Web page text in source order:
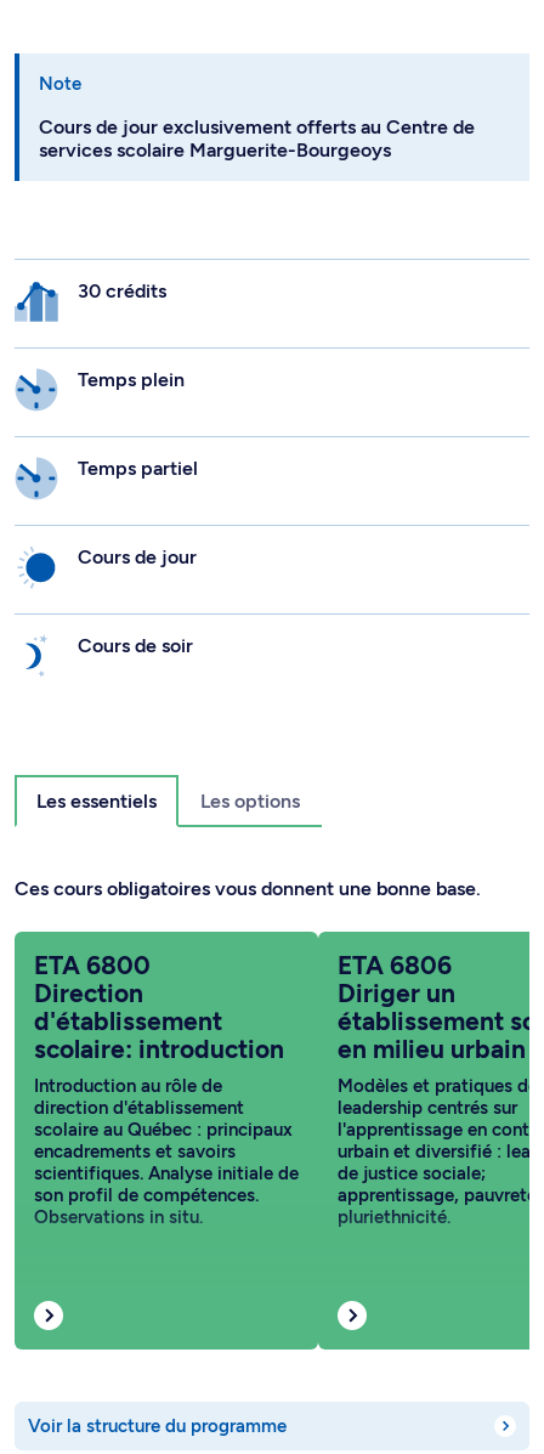
Note
Cours de jour exclusivement offerts au Centre de
services scolaire Marguerite-Bourgeoys
30 crédits
Temps plein
Temps partiel
Cours de jour
Cours de soir
Les essentiels Les options
Ces cours obligatoires vous donnent une bonne base.
ETA 6800
Direction
d'établissement
scolaire: introduction
Introduction au rôle de
direction d'établissement
scolaire au Québec : principaux
encadrements et savoirs
scientifiques. Analyse initiale de
son profil de compétences.
Observations in situ.
ETA 6806
Diriger un
établissement
en milieu urbain
Modèles et pratiques de
leadership centrés sur
l'apprentissage en
urbain et diversifié :
de justice sociale;
apprentissage, pauvreté
pluriethnicité.
Voir la structure du programme